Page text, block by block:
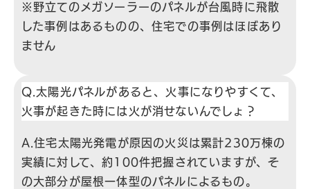
※野立てのメガソーラーのパネルが台風時に飛散
した事例はあるものの、住宅での事例はほぼあり
ません
Q.太陽光パネルがあると、火事になりやすくて、
火事が起きた時には火が消せないんでしょ？
A.住宅太陽光発電が原因の火災は累計230万棟の
実績に対して、約100件把握されていますが、そ
の大部分が屋根一体型のパネルによるもの。